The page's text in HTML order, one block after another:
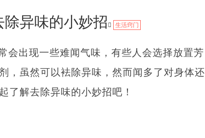
异味的小妙招 生活窍门
会出现一些难闻气味，有些人会选择放置芳
，虽然可以袪除异味，然而闻多了对身体还
了解去除异味的小妙招吧！